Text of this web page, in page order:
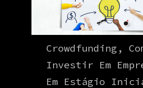
Crowdfunding,
Investir Em
Em Estágio